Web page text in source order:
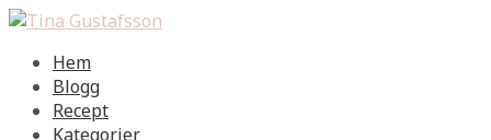
Hem
Blogg
Recept
Kategorier